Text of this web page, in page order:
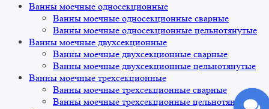
Ванны моечные односекционные
Ванны моечные односекционные сварные
Ванны моечные односекционные цельнотянутые
Ванны моечные двухсекционные
Ванны моечные двухсекционные сварные
Ванны моечные двухсекционные цельнотянутые
Ванны моечные трехсекционные
Ванны моечные трехсекционные сварные
Ванны моечные трехсекционные цельнотянутые